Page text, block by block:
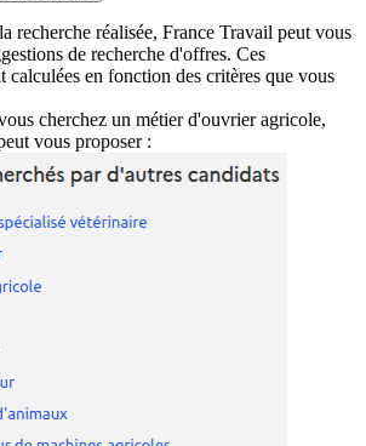
recherche réalisée, France Travail peut vous
de recherche d'offres. Ces
calculées en fonction des critères que vous
cherchez un métier d'ouvrier agricole,
vous proposer :